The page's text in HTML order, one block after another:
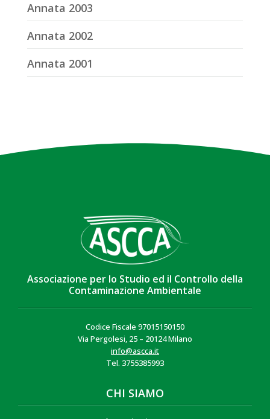
Annata 2003
Annata 2002
Annata 2001
Associazione per lo Studio ed il Controllo della
Contaminazione Ambientale
Codice Fiscale 97015150150
Via Pergolesi, 25 – 20124 Milano
info@ascca.it
Tel. 3755385993
CHI SIAMO